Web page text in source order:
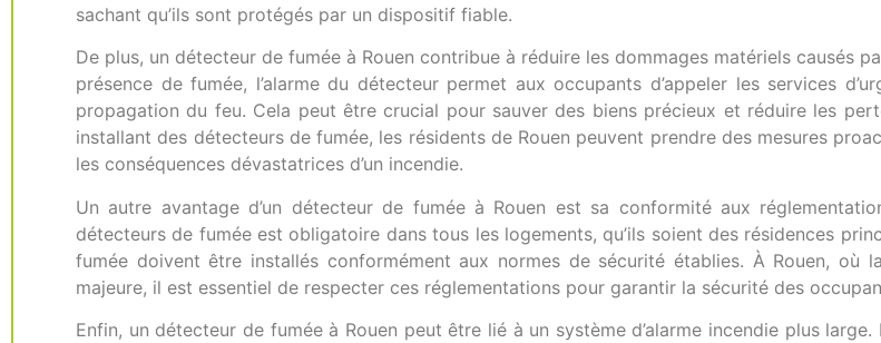
sachant qu’ils sont protégés par un dispositif fiable.
De plus, un détecteur de fumée à Rouen contribue à réduire les dommages matériels causés
présence de fumée, l’alarme du détecteur permet aux occupants d’appeler les services
propagation du feu. Cela peut être crucial pour sauver des biens précieux et réduire les
installant des détecteurs de fumée, les résidents de Rouen peuvent prendre des mesures
les conséquences dévastatrices d’un incendie.
Un autre avantage d’un détecteur de fumée à Rouen est sa conformité aux
détecteurs de fumée est obligatoire dans tous les logements, qu’ils soient des résidences
fumée doivent être installés conformément aux normes de sécurité établies. À Rouen, où
majeure, il est essentiel de respecter ces réglementations pour garantir la sécurité des
Enfin, un détecteur de fumée à Rouen peut être lié à un système d’alarme incendie plus